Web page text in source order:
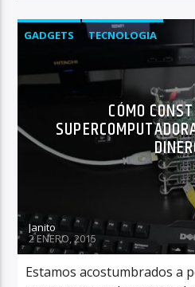
GADGETS TECNOLOGIA
CÓMO
Janito
2 ENERO, 2015
Estamos acostumbrados a